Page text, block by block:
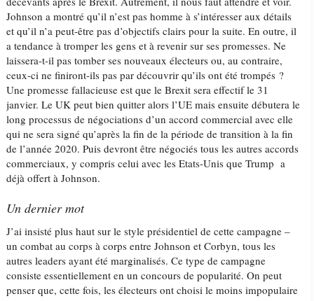
Johnson a montré qu’il n’est pas homme à s’intéresser aux détails
et qu’il n’a peut-être pas d’objectifs clairs pour la suite. En outre, il
a tendance à tromper les gens et à revenir sur ses promesses. Ne
laissera-t-il pas tomber ses nouveaux électeurs ou, au contraire,
ceux-ci ne finiront-ils pas par découvrir qu’ils ont été trompés ?
Une promesse fallacieuse est que le Brexit sera effectif le 31
janvier. Le UK peut bien quitter alors l’UE mais ensuite débutera le
long processus de négociations d’un accord commercial avec elle
qui ne sera signé qu’après la fin de la période de transition à la fin
de l’année 2020. Puis devront être négociés tous les autres accords
commerciaux, y compris celui avec les Etats-Unis que Trump a
déjà offert à Johnson.
Un dernier mot
J’ai insisté plus haut sur le style présidentiel de cette campagne –
un combat au corps à corps entre Johnson et Corbyn, tous les
autres leaders ayant été marginalisés. Ce type de campagne
consiste essentiellement en un concours de popularité. On peut
penser que, cette fois, les électeurs ont choisi le moins impopulaire